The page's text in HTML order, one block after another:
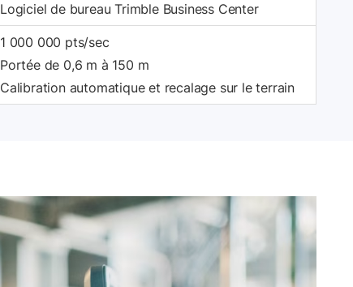
Logiciel de bureau Trimble Business Center
1 000 000 pts/sec
Portée de 0,6 m à 150 m
Calibration automatique et recalage sur le terrain